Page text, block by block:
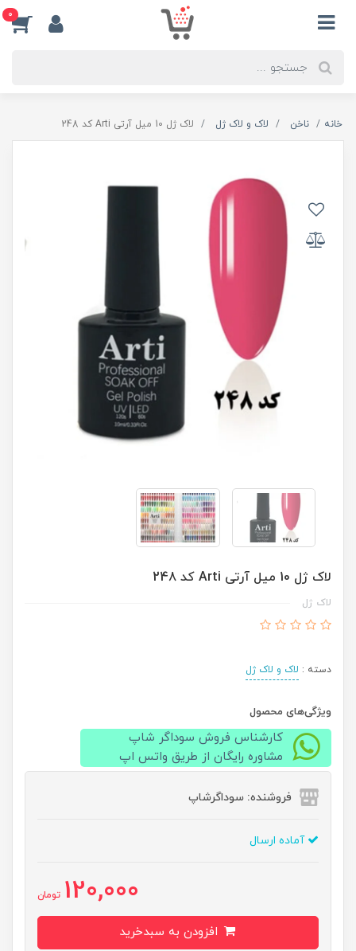
0
خانه ناخن لاک و لاک ژل لاک ژل 10 میل آرتی Arti کد 248
لاک ژل 10 میل آرتی Arti کد 248
لاک ژل
دسته : لاک و لاک ژل
ویژگی‌های محصول
کارشناس فروش سوداگر شاپ
مشاوره رایگان از طریق واتس اپ
فروشنده: سوداگرشاپ
آماده ارسال
120,000 تومان